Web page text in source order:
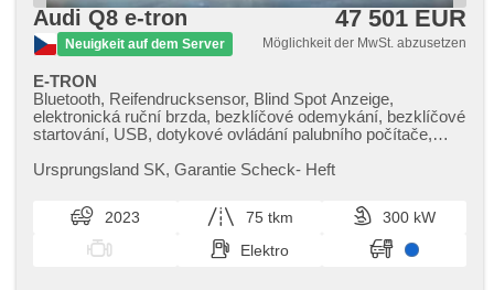
Audi Q8 e-tron
Neuigkeit auf dem Server
47 501 EUR
Möglichkeit der MwSt. abzusetzen
E-TRON
Bluetooth, Reifendrucksensor, Blind Spot Anzeige,
elektronická ruční brzda, bezklíčové odemykání, bezklíčové
startování, USB, dotykové ovládání palubního počítače,
Android Auto, Multifunktionslenkrad, ambientní osvětlení
isofix, El. einstellbare Sitze, El. Spiegel, beheizte Spiegel, El.
Klappspiegel, Scheibenwischersensor, Lichtsensor, El.
Deckel des Kofferraums, Klimaautomatik, Dachscheibe,
head-up display, Tempomat, 360° monitorovací systém
Ursprungsland SK,​ Garantie Scheck​- Heft
2023 75 tkm
300 kW
Elektro